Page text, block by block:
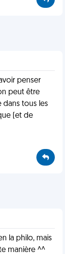
penser
peut être
dans tous les
(et de
la philo, mais
manière ^^